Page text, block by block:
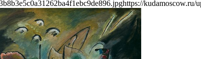
https://kudamoscow.ru/